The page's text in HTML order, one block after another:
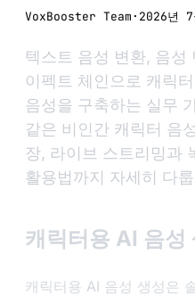
VoxBooster Team · 2026년
텍스트 음성 변환, 음성
이펙트 체인으로 캐릭
음성을 구축하는 실무
같은 비인간 캐릭터 음
장, 라이브 스트리밍과
활용법까지 자세히 다
캐릭터용 AI 음성
캐릭터용 AI 음성 생성은